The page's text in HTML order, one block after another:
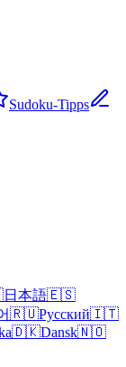
Sudoku-Tipps
日本語🇪🇸
🇷🇺Русский🇮🇹
🇩🇰Dansk🇳🇴